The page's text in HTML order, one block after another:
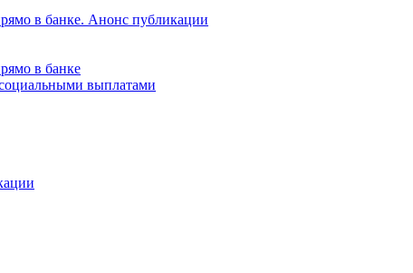
в банке. Анонс публикации
в банке
выплатами